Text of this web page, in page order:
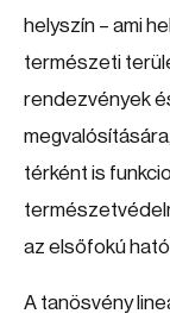
helyszín – ami
természeti
rendezvények
térként is
az elsőfokú
A tanösvény